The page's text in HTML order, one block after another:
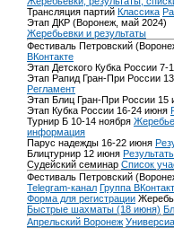
Трансляция партий Классика
Этап ДКР (Воронеж, май 2024)
Жеребьевки и результаты
Фестиваль Петровский
ВКонтакте
Этап Детского Кубка России 7-
Этап Рапид Гран-При России
Регламент
Этап Блиц Гран-При России 15
Этап Кубка России 16-24 июня
Турнир Б 10-14 ноября
информация
Парус надежды 16-22 июня
Блицтурнир 12 июня
Судейский семинар Список
Фестиваль Петровский
Telegram-канал Группа
Форма для регистрации
Быстрые шахматы (18 июня)
Апрельский Воронеж